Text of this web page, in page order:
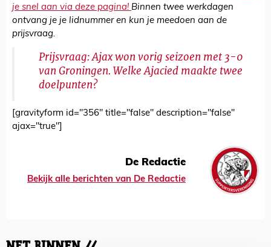
je snel aan via deze pagina! Binnen twee werkdagen
ontvang je je lidnummer en kun je meedoen aan de
prijsvraag.
Prijsvraag: Ajax won vorig seizoen met 3-0
van Groningen. Welke Ajacied maakte twee
doelpunten?
[gravityform id="356" title="false" description="false"
ajax="true"]
De Redactie
Bekijk alle berichten van De Redactie